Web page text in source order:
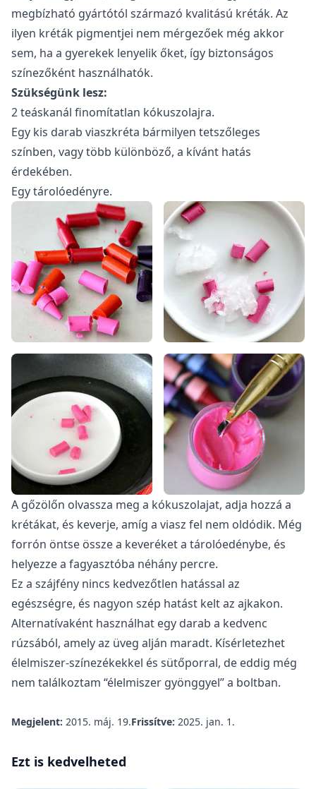
megbízható gyártótól származó kvalitású kréták. Az
ilyen kréták pigmentjei nem mérgezőek még akkor
sem, ha a gyerekek lenyelik őket, így biztonságos
színezőként használhatók.
Szükségünk lesz:
2 teáskanál finomítatlan kókuszolajra.
Egy kis darab viaszkréta bármilyen tetszőleges
színben, vagy több különböző, a kívánt hatás
érdekében.
Egy tárolóedényre.
A gőzölőn olvassza meg a kókuszolajat, adja hozzá a
krétákat, és keverje, amíg a viasz fel nem oldódik. Még
forrón öntse össze a keveréket a tárolóedénybe, és
helyezze a fagyasztóba néhány percre.
Ez a szájfény nincs kedvezőtlen hatással az
egészségre, és nagyon szép hatást kelt az ajkakon.
Alternatívaként használhat egy darab a kedvenc
rúzsából, amely az üveg alján maradt. Kísérletezhet
élelmiszer-színezékekkel és sütőporral, de eddig még
nem találkoztam “élelmiszer gyönggyel” a boltban.
Megjelent: 2015. máj. 19.Frissítve: 2025. jan. 1.
Ezt is kedvelheted